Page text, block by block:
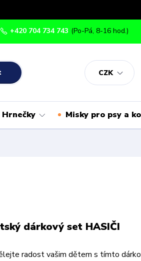
CZK
+420 704 734 743 (Po-Pá, 8-16 hod.)
Hrnečky Misky pro psy a
dárkový set HASIČI
radost vašim dětem s tímto